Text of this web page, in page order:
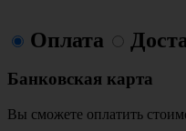
Оплата
Банковская карта
Вы сможете оплатить